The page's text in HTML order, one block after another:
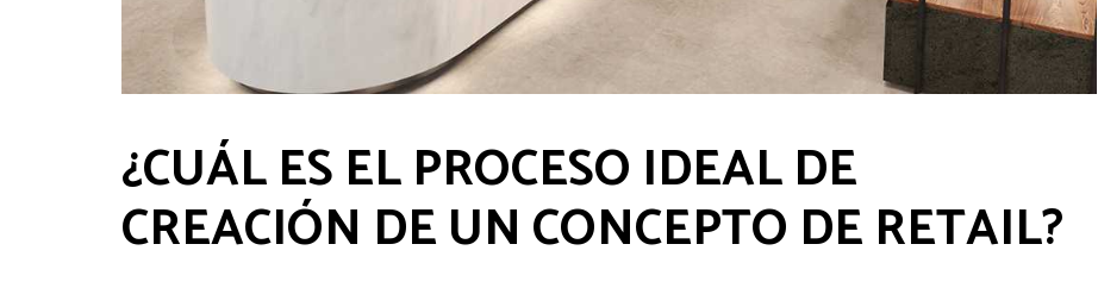
¿CUÁL ES EL PROCESO IDEAL DE
CREACIÓN DE UN CONCEPTO DE RETAIL?